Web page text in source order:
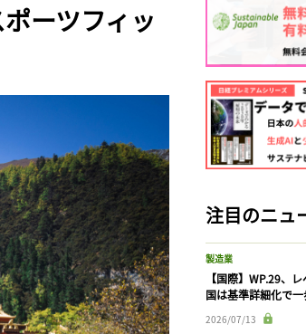
ーツフィッ
注目のニュ
製造業
【国際】WP.29、
国は基準詳細化で
2026/07/13